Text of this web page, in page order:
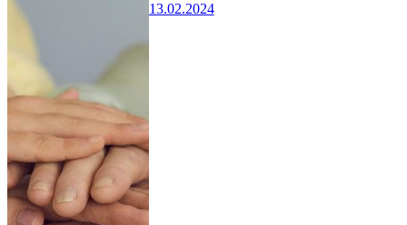
13.02.2024